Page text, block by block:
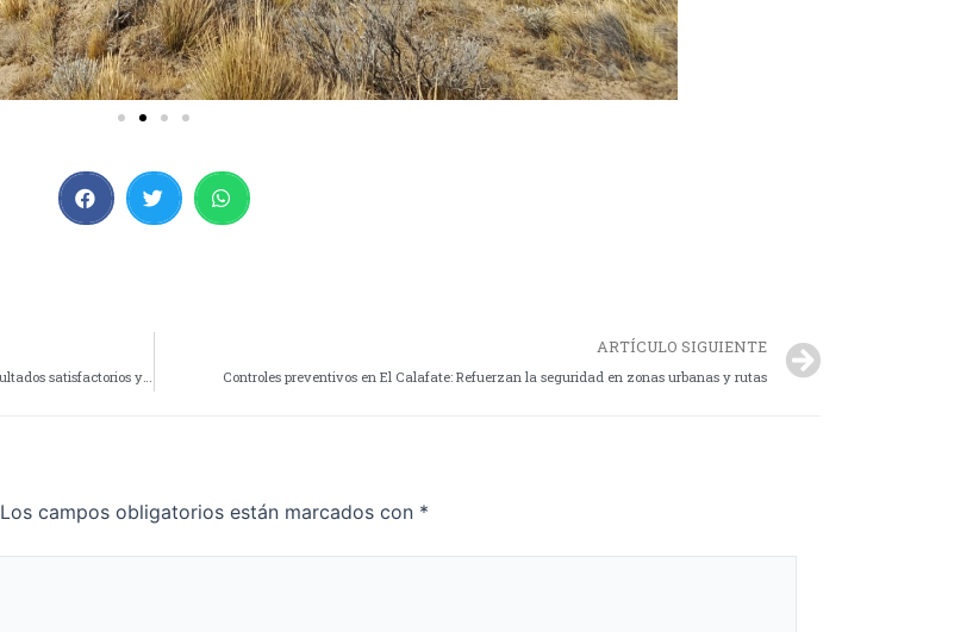
Operativo de seguridad en la Fiesta Nacional del Lago en El Calafate: Resultados satisfactorios y amplia concurrencia
ARTÍCULO SIGUIENTE
Controles preventivos en El Calafate: Refuerzan la seguridad en zonas urbanas y rutas
Los campos obligatorios están marcados con *